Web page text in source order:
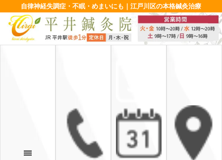
自律神経失調症・不眠・めまいにも｜江戸川区の本格鍼灸治療